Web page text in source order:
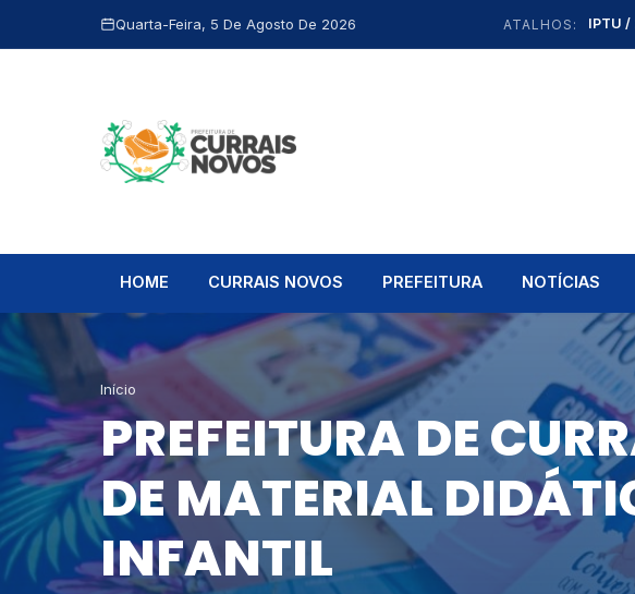
Quarta-Feira, 5 De Agosto De 2026 ATALHOS: IPTU /
HOME CURRAIS NOVOS PREFEITURA NOTÍCIAS
Início
PREFEITURA DE
DE MATERIAL
INFANTIL